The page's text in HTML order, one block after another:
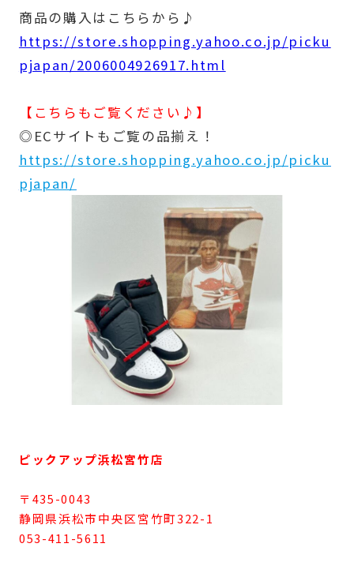
商品の購入はこちらから♪
https://store.shopping.yahoo.co.jp/picku
pjapan/2006004926917.html
【こちらもご覧ください♪】
◎ECサイトもご覧の品揃え！
https://store.shopping.yahoo.co.jp/picku
pjapan/
ピックアップ浜松宮竹店
〒435-0043
静岡県浜松市中央区宮竹町322-1
053-411-5611